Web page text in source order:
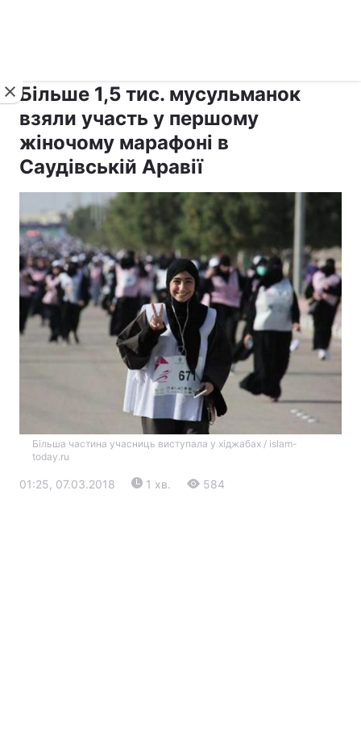
Більше 1,5 тис. мусульманок
взяли участь у першому
жіночому марафоні в
Саудівській Аравії
Більша частина учасниць виступала у хіджабах / islam-
today.ru
01:25, 07.03.2018 1 хв. 584